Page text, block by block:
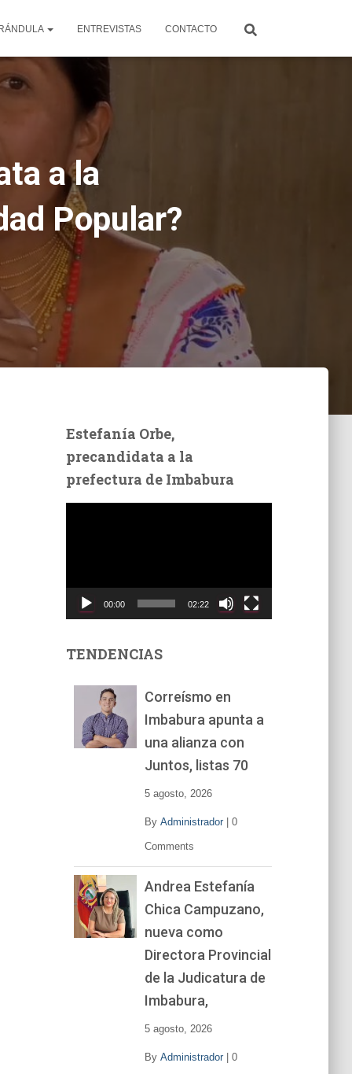
ENTREVISTAS CONTACTO
a la
Popular?
Estefanía Orbe,
precandidata a la
prefectura de Imbabura
t
00:00 02:22
TENDENCIAS
Correísmo en
Imbabura apunta a
una alianza con
Juntos, listas 70
5 agosto, 2026
By Administrador| 0
Comments
Andrea Estefanía
Chica Campuzano,
nueva como
Directora Provincial
de la Judicatura de
Imbabura,
5 agosto, 2026
By Administrador| 0